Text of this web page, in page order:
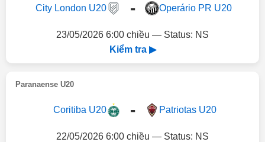
City London U20 - Operário PR U20
23/05/2026 6:00 chiều — Status: NS
Kiểm tra ▶
Paranaense U20
Coritiba U20 - Patriotas U20
22/05/2026 6:00 chiều — Status: NS